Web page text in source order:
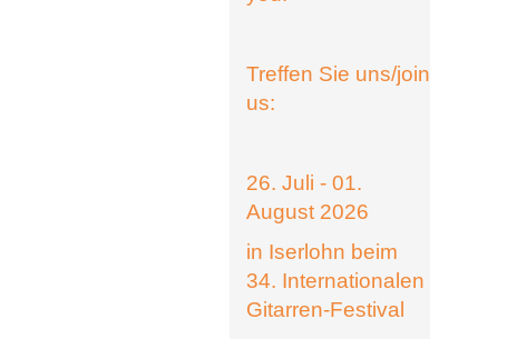
Treffen Sie uns/join
us:
26. Juli - 01.
August 2026
in Iserlohn beim
34. Internationalen
Gitarren-Festival